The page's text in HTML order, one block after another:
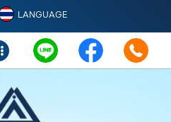
LANGUAGE